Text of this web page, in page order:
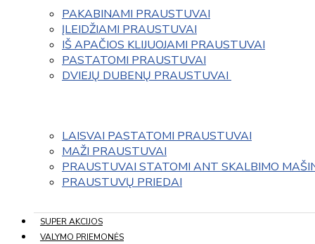
PAKABINAMI PRAUSTUVAI
ĮLEIDŽIAMI PRAUSTUVAI
IŠ APAČIOS KLIJUOJAMI PRAUSTUVAI
PASTATOMI PRAUSTUVAI
DVIEJŲ DUBENŲ PRAUSTUVAI
LAISVAI PASTATOMI PRAUSTUVAI
MAŽI PRAUSTUVAI
PRAUSTUVAI STATOMI ANT SKALBIMO
PRAUSTUVŲ PRIEDAI
SUPER AKCIJOS
VALYMO PRIEMONĖS